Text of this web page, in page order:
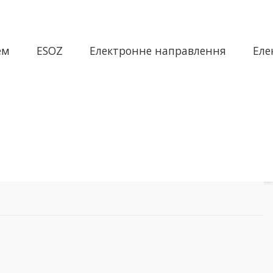
ESOZ Електронне направлення